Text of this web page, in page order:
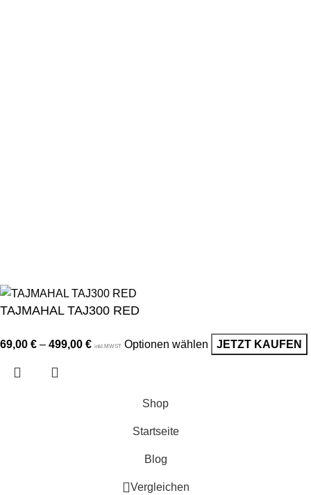
TAJMAHAL TAJ300 RED
69,00 € – 499,00 € inkl.MWST Optionen wählen JETZT KAUFEN
Shop
Startseite
Blog
Vergleichen